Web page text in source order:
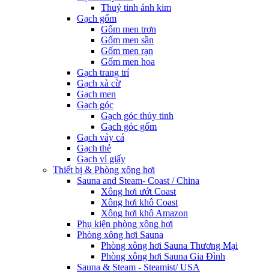
Thuỷ tinh ánh kim
Gạch gốm
Gốm men trơn
Gốm men sần
Gốm men rạn
Gốm men hoa
Gạch trang trí
Gạch xà cừ
Gạch men
Gạch góc
Gạch góc thủy tinh
Gạch góc gốm
Gạch vảy cá
Gạch thẻ
Gạch vỉ giấy
Thiết bị & Phòng xông hơi
Sauna and Steam- Coast / China
Xông hơi ướt Coast
Xông hơi khô Coast
Xông hơi khô Amazon
Phụ kiện phòng xông hơi
Phòng xông hơi Sauna
Phòng xông hơi Sauna Thương Mại
Phòng xông hơi Sauna Gia Đình
Sauna & Steam - Steamist/ USA